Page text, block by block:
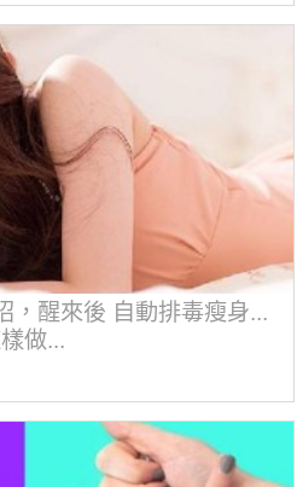
，醒來後 自動排毒瘦身...
做...